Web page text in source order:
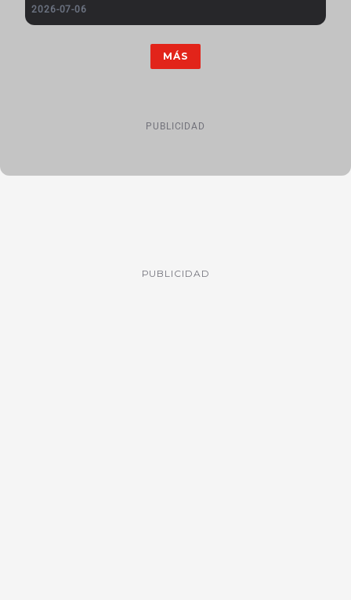
2026-07-06
MÁS
PUBLICIDAD
PUBLICIDAD